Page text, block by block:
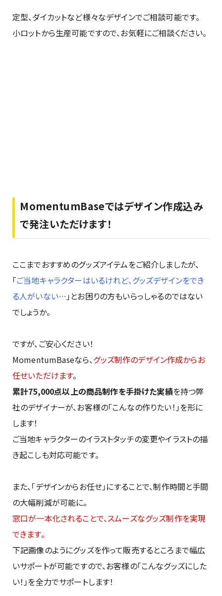
定型、ダイカットなど様々なデザインでご相談可能です。
小ロットから生産可能ですので、お気軽にご相談ください。
MomentumBaseではデザイン作成込み
で発注いただけます！
ここまでおすすめのグッズアイテムをご紹介しましたが、
「ご当地キャラクターはいるけれど、グッズデザインをでき
る人がいない…」とお困りの方もいらっしゃるのではない
でしょうか。
ですが、ご安心ください！
MomentumBaseなら、グッズ制作のデザイン作成からお
任せいただけます。
累計75,000点以上の商品制作を手掛けた実績を持つ弊
社のデザイナーが、お客様の「こんなの作りたい！」を形に
します！
ご当地キャラクターのイラストタッチの変更やイラストの描
き起こしも対応可能です。
また、「デザインからお任せ」にすることで、制作時間と手間
の大幅削減が可能に。
窓口が一本化されることで、スムーズなグッズ制作を実現
できます。
下記画像のようにグッズを作って販売するところまで幅広
いサポートが可能ですので、お客様の「こんなグッズにした
い！」を全力でサポートします！